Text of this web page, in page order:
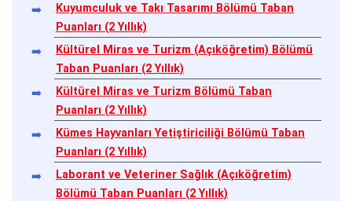
Kuyumculuk ve Takı Tasarımı Bölümü Taban
Puanları (2 Yıllık)
Kültürel Miras ve Turizm (Açıköğretim) Bölümü
Taban Puanları (2 Yıllık)
Kültürel Miras ve Turizm Bölümü Taban
Puanları (2 Yıllık)
Kümes Hayvanları Yetiştiriciliği Bölümü Taban
Puanları (2 Yıllık)
Laborant ve Veteriner Sağlık (Açıköğretim)
Bölümü Taban Puanları (2 Yıllık)